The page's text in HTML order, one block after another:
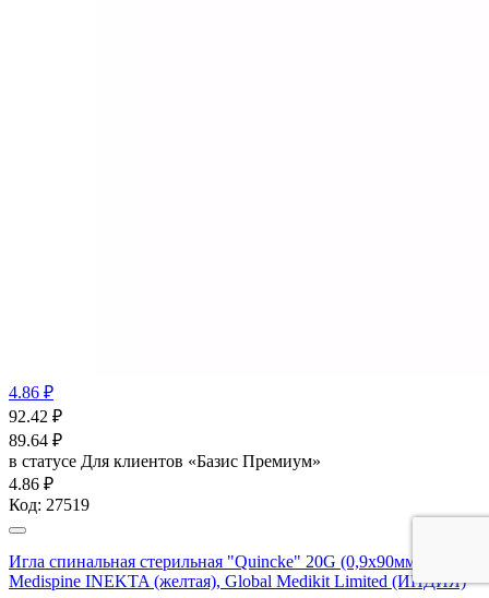
4.86 ₽
92.42 ₽
89.64 ₽
в статусе Для клиентов «Базис Премиум»
4.86 ₽
Код: 27519
Игла спинальная стерильная "Quincke" 20G (0,9х90мм)
Medispine INEKTA (желтая), Global Medikit Limited (ИНДИЯ)